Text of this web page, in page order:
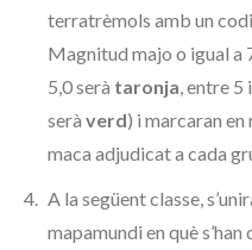
terratrèmols amb un
Magnitud majo o igual a
5,0 serà taronja, entre 5
serà verd) i marcaran
maca adjudicat a cada
A la següent classe,
mapamundi en què